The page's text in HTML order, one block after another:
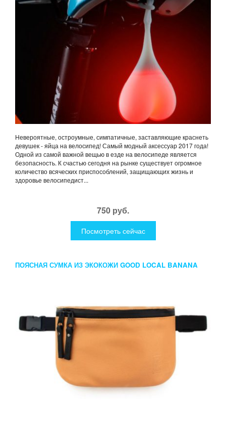
Невероятные, остроумные, симпатичные, заставляющие краснеть
девушек - яйца на велосипед! Самый модный аксессуар 2017 года!
Одной из самой важной вещью в езде на велосипеде является
безопасность. К счастью сегодня на рынке существует огромное
количество всяческих приспособлений, защищающих жизнь и
здоровье велосипедист...
750 руб.
Посмотреть сейчас
ПОЯСНАЯ СУМКА ИЗ ЭКОКОЖИ GOOD LOCAL BANANA